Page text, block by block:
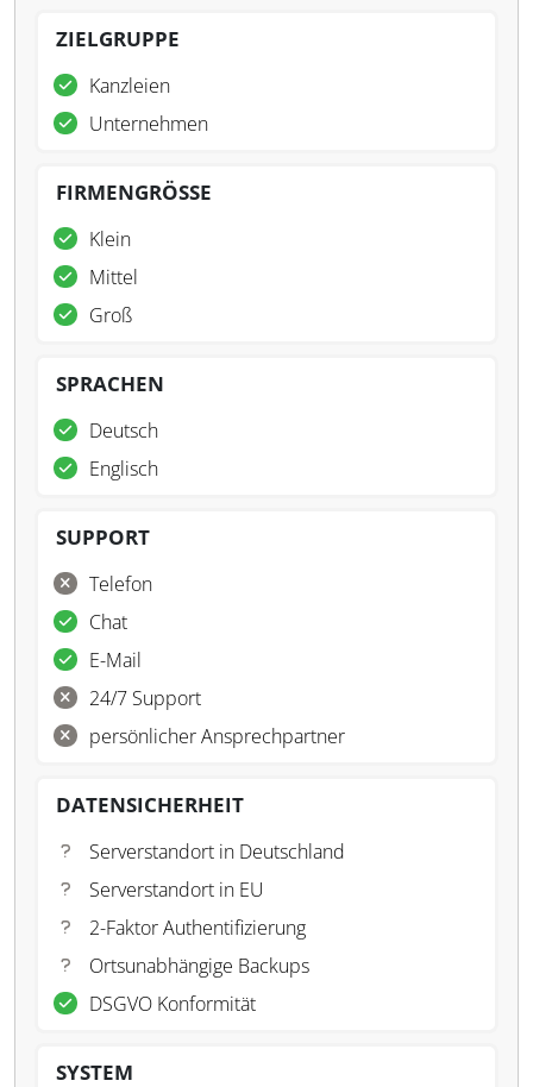
ZIELGRUPPE
Kanzleien
Unternehmen
FIRMENGRÖSSE
Klein
Mittel
Groß
SPRACHEN
Deutsch
Englisch
SUPPORT
Telefon
Chat
E-Mail
24/7 Support
persönlicher Ansprechpartner
DATENSICHERHEIT
Serverstandort in Deutschland
Serverstandort in EU
2-Faktor Authentifizierung
Ortsunabhängige Backups
DSGVO Konformität
SYSTEM